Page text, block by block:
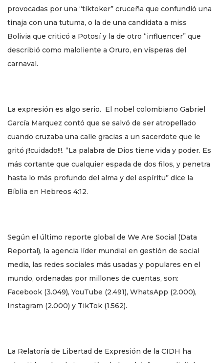
provocadas por una “tiktoker” cruceña que confundió una
tinaja con una tutuma, o la de una candidata a miss
Bolivia que criticó a Potosí y la de otro “influencer” que
describió como maloliente a Oruro, en vísperas del
carnaval.
La expresión es algo serio. El nobel colombiano Gabriel
García Marquez contó que se salvó de ser atropellado
cuando cruzaba una calle gracias a un sacerdote que le
gritó ¡!!cuidado!!!. “La palabra de Dios tiene vida y poder. Es
más cortante que cualquier espada de dos filos, y penetra
hasta lo más profundo del alma y del espíritu” dice la
Bíblia en Hebreos 4:12.
Según el último reporte global de We Are Social (Data
Reportal), la agencia líder mundial en gestión de social
media, las redes sociales más usadas y populares en el
mundo, ordenadas por millones de cuentas, son:
Facebook (3.049), YouTube (2.491), WhatsApp (2.000),
Instagram (2.000) y TikTok (1.562).
La Relatoría de Libertad de Expresión de la CIDH ha